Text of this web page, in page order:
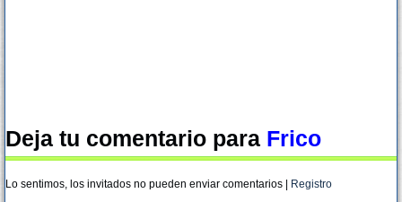
Deja tu comentario para Frico
Lo sentimos, los invitados no pueden enviar comentarios | Registro